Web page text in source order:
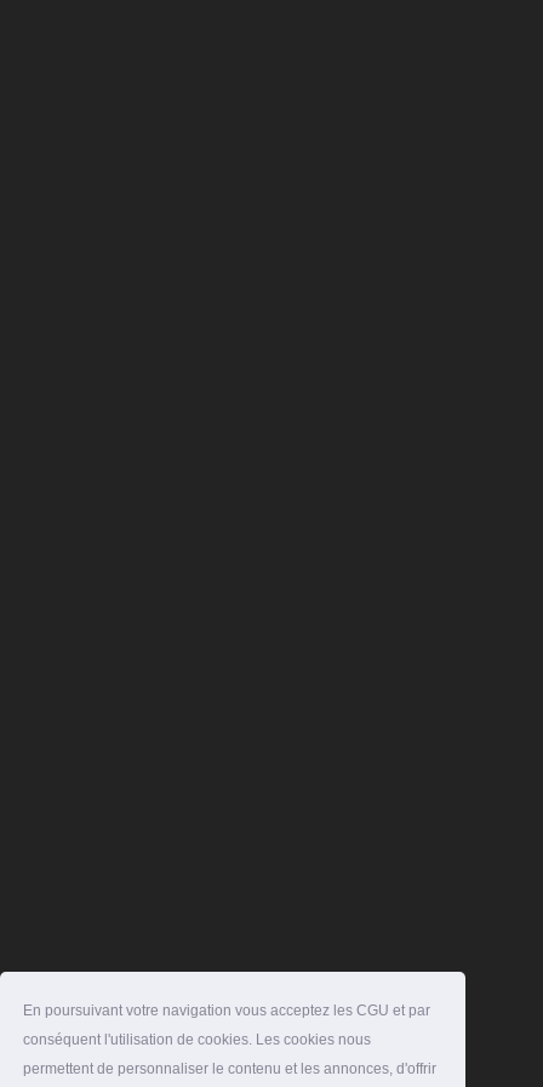
En poursuivant votre navigation vous acceptez les CGU et par
conséquent l'utilisation de cookies. Les cookies nous
permettent de personnaliser le contenu et les annonces, d'offrir